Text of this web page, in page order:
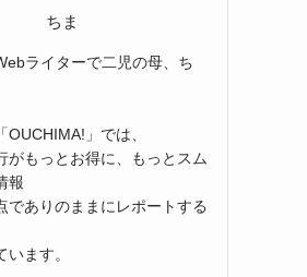
ちま
ライターで二児の母、ち
OUCHIMA!」では、
がもっとお得に、もっとスム
報
でありのままにレポートする
います。